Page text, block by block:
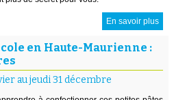
En savoir plus
en Haute-Maurienne :
au jeudi 31 décembre